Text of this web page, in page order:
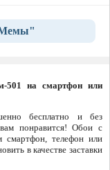
501 на смартфон или
бесплатно и без
понравится! Обои с
телефон или
в качестве заставки